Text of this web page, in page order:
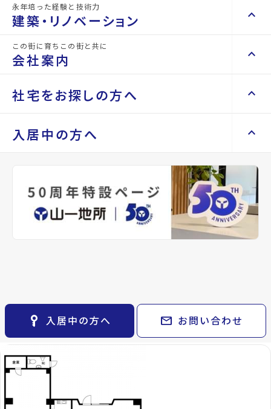
space_dashboard
エリアから探す
space_dashboard
土地を探す
エリアから探す
train
路線から探す
事業用・投資用を探す keyboard_arrow_right
検索条件
閲覧履歴 keyboard_arrow_right
マイホームを考え始めたら
不動産をお持ちの方へ keyboard_arrow_right
山一地所の賃貸管理
不動産を貸すまでの流れ
空き家サポートサービス
不動産を売却したい keyboard_arrow_right
相続相談をしたい keyboard_arrow_right
不動産に投資したい keyboard_arrow_right
永年培った経験と技術力
建築・リノベーション keyboard_arrow_up
建築・リノベーション keyboard_arrow_right
Renotta（リノッタ） keyboard_arrow_right
この街に育ちこの街と共に
会社案内 keyboard_arrow_up
会社案内 keyboard_arrow_right
会社概要・沿革 keyboard_arrow_right
keyboard_arrow_right
パーパス keyboard_arrow_right
CM紹介
社宅をお探しの方へ keyboard_arrow_up
社宅をお探しの方へ keyboard_arrow_right
keyboard_arrow_right
レンタルオフィス keyboard_arrow_right
貸会議室 keyboard_arrow_right
open_in_new
入居中の方へ keyboard_arrow_up
keyboard_arrow_right
退去される方へ keyboard_arrow_right
※準備中 住まいのしおり（PDF）
key_vertical 入居中の方へ mail お問い合わせ
仙台市営バス バス停『安養寺三丁目』から
徒歩1分
種別 貸店舗・事務所
1982年
構造
RC(鉄筋コンクリ
ート)
地上3階
管理 -
駐車場あり、駐車場1台無料、駐車場2台無
料、駐車場2台以上、バス停徒歩3分以内
物件